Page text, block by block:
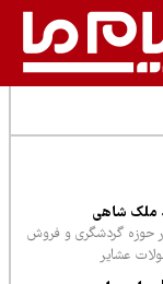
گردشگری و فروش